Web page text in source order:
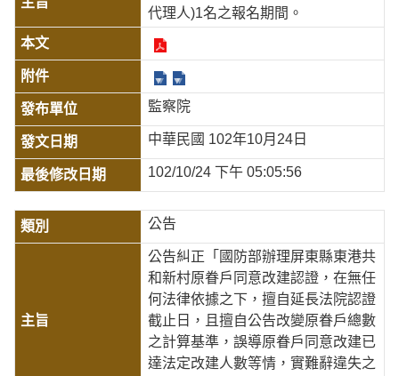
代理人)1名之報名期間。
監察院
中華民國 102年10月24日
102/10/24 下午 05:05:56
公告
公告糾正「國防部辦理屏東縣東港共
和新村原眷戶同意改建認證，在無任
何法律依據之下，擅自延長法院認證
截止日，且擅自公告改變原眷戶總數
之計算基準，誤導原眷戶同意改建已
達法定改建人數等情，實難辭違失之